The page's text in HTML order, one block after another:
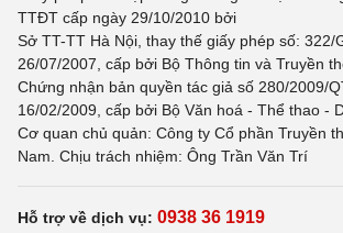
TTĐT cấp ngày 29/10/2010 bởi
Sở TT-TT Hà Nội, thay thế giấy phép số: 322/
26/07/2007, cấp bởi Bộ Thông tin và Truyền
Chứng nhận bản quyền tác giả số 280/2009/
16/02/2009, cấp bởi Bộ Văn hoá - Thể thao -
Cơ quan chủ quản: Công ty Cổ phần Truyền
Nam. Chịu trách nhiệm: Ông Trần Văn Trí
Hỗ trợ về dịch vụ: 0938 36 1919